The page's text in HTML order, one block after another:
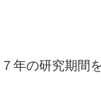
７年の研究期間